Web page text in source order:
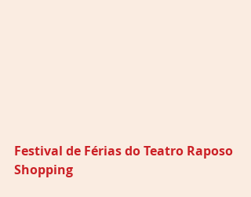
Festival de Férias do Teatro Raposo
Shopping